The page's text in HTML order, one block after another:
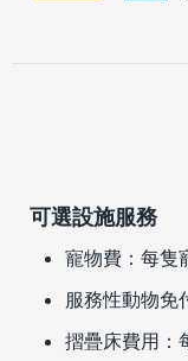
可選設施服務
寵物費：每隻
服務性動物免
摺疊床費用：